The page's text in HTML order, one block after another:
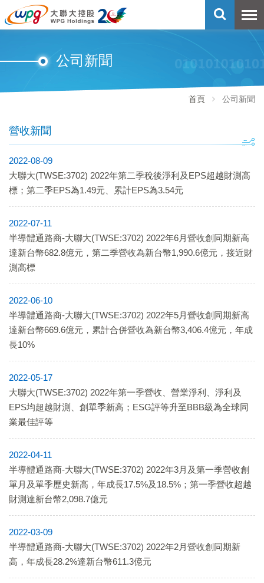
公司新聞
首頁 公司新聞
營收新聞
2022-08-09
大聯大(TWSE:3702) 2022年第二季稅後淨利及EPS超越財測高
標；第二季EPS為1.49元、累計EPS為3.54元
2022-07-11
半導體通路商-大聯大(TWSE:3702) 2022年6月營收創同期新高
達新台幣682.8億元，第二季營收為新台幣1,990.6億元，接近財
測高標
2022-06-10
半導體通路商-大聯大(TWSE:3702) 2022年5月營收創同期新高
達新台幣669.6億元，累計合併營收為新台幣3,406.4億元，年成
長10%
2022-05-17
大聯大(TWSE:3702) 2022年第一季營收、營業淨利、淨利及
EPS均超越財測、創單季新高；ESG評等升至BBB級為全球同
業最佳評等
2022-04-11
半導體通路商-大聯大(TWSE:3702) 2022年3月及第一季營收創
單月及單季歷史新高，年成長17.5%及18.5%；第一季營收超越
財測達新台幣2,098.7億元
2022-03-09
半導體通路商-大聯大(TWSE:3702) 2022年2月營收創同期新
高，年成長28.2%達新台幣611.3億元